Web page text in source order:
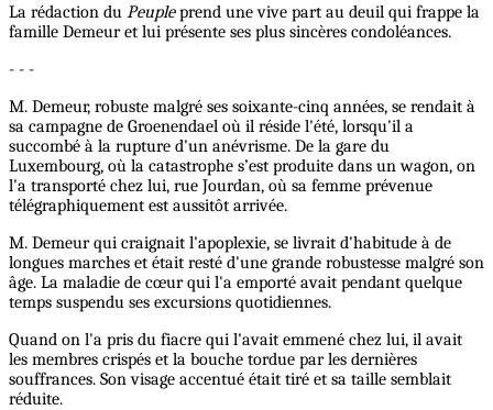
La rédaction du Peupleprend une vive part au deuil qui frappe la
famille Demeur et lui présente ses plus sincères condoléances.
- - -
M. Demeur, robuste malgré ses soixante-cinq années, se rendait à
sa campagne de Groenendael où il réside l'été, lorsqu'il a
succombé à la rupture d'un anévrisme. De la gare du
Luxembourg, où la catastrophe s’est produite dans un wagon, on
l'a transporté chez lui, rue Jourdan, où sa femme prévenue
télégraphiquement est aussitôt arrivée.
M. Demeur qui craignait l'apoplexie, se livrait d'habitude à de
longues marches et était resté d'une grande robustesse malgré son
âge. La maladie de cœur qui l'a emporté avait pendant quelque
temps suspendu ses excursions quotidiennes.
Quand on l'a pris du fiacre qui l'avait emmené chez lui, il avait
les membres crispés et la bouche tordue par les dernières
souffrances. Son visage accentué était tiré et sa taille semblait
réduite.